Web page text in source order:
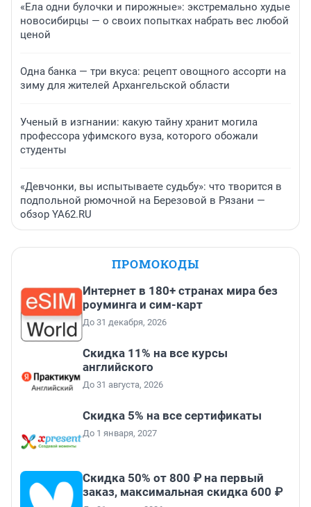
«Ела одни булочки и пирожные»: экстремально худые
новосибирцы — о своих попытках набрать вес любой
ценой
Одна банка — три вкуса: рецепт овощного ассорти на
зиму для жителей Архангельской области
Ученый в изгнании: какую тайну хранит могила
профессора уфимского вуза, которого обожали
студенты
«Девчонки, вы испытываете судьбу»: что творится в
подпольной рюмочной на Березовой в Рязани —
обзор YA62.RU
ПРОМОКОДЫ
Интернет в 180+ странах мира без
роуминга и сим-карт
До 31 декабря, 2026
Скидка 11% на все курсы
английского
До 31 августа, 2026
Скидка 5% на все сертификаты
До 1 января, 2027
Скидка 50% от 800 ₽ на первый
заказ, максимальная скидка 600 ₽